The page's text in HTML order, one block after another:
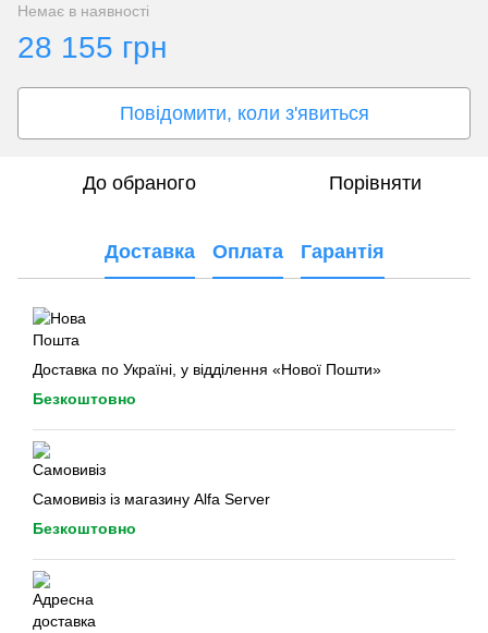
Немає в наявності
28 155 грн
Повідомити, коли з'явиться
До обраного Порівняти
Доставка Оплата Гарантія
Доставка по Україні, у відділення «Нової Пошти»
Безкоштовно
Самовивіз із магазину Alfa Server
Безкоштовно